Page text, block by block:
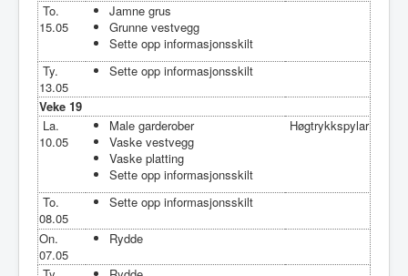
To.
15.05
Jamne grus
Grunne vestvegg
Sette opp informasjonsskilt
Ty.
13.05
Sette opp informasjonsskilt
Veke 19
La.
10.05
Male garderober
Vaske vestvegg
Vaske platting
Sette opp informasjonsskilt
Høgtrykkspylar
To.
08.05
Sette opp informasjonsskilt
On.
07.05
Rydde